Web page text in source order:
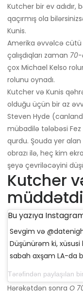
Kutcher bir ev adıdır,
qaçırmış ola
Kunis.
Amerika əvvəlcə cütü
çalışdıqları zaman 70-
çox Michael Kelso
rolunu oynadı.
Kutcher və Kunis
olduğu üçün bir az
Steven Hyde
mübadilə tələbəsi
qurdu. Şouda yer
obrazı ilə, heç kim
şeyə çevriləcəyini
Kutcher
Bu yazıya
Sevgim və
Düşünürəm ki,
sabah axşam LA-da
Tərəfindən paylaşılan
Hərəkətdən sonra O